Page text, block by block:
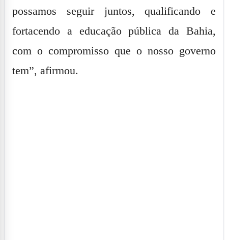
possamos seguir juntos, qualificando e
fortacendo a educação pública da Bahia,
com o compromisso que o nosso governo
tem”, afirmou.